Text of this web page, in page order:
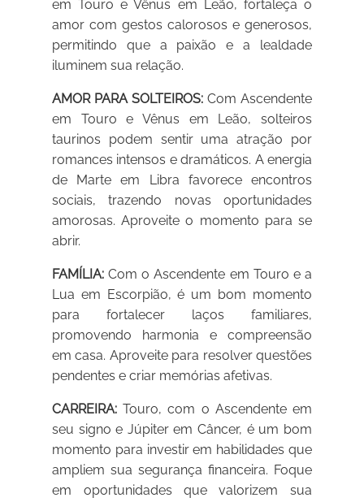
em Touro e Vênus em Leão, fortaleça o
amor com gestos calorosos e generosos,
permitindo que a paixão e a lealdade
iluminem sua relação.
AMOR PARA SOLTEIROS: Com Ascendente
em Touro e Vênus em Leão, solteiros
taurinos podem sentir uma atração por
romances intensos e dramáticos. A energia
de Marte em Libra favorece encontros
sociais, trazendo novas oportunidades
amorosas. Aproveite o momento para se
abrir.
FAMÍLIA: Com o Ascendente em Touro e a
Lua em Escorpião, é um bom momento
para fortalecer laços familiares,
promovendo harmonia e compreensão
em casa. Aproveite para resolver questões
pendentes e criar memórias afetivas.
CARREIRA: Touro, com o Ascendente em
seu signo e Júpiter em Câncer, é um bom
momento para investir em habilidades que
ampliem sua segurança financeira. Foque
em oportunidades que valorizem sua